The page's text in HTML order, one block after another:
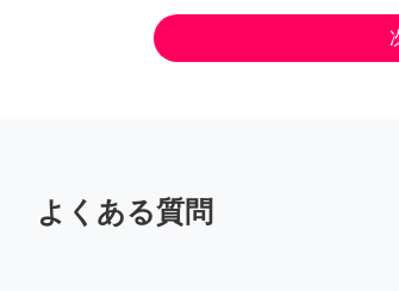
よくある質問